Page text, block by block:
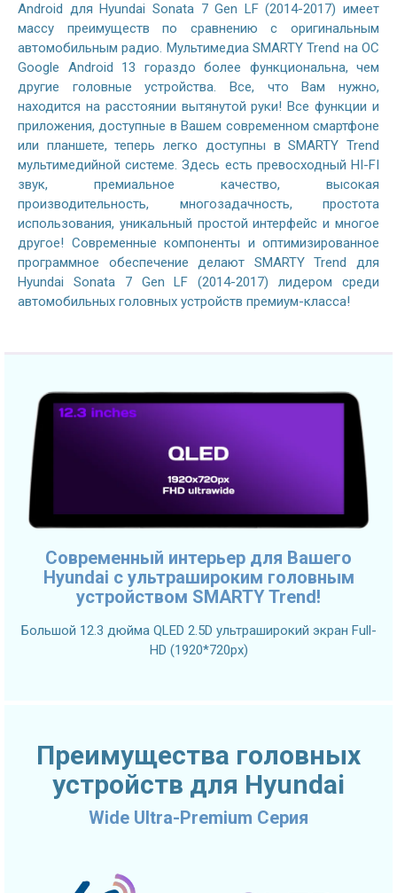
Android для Hyundai Sonata 7 Gen LF (2014-2017) имеет
массу преимуществ по сравнению с оригинальным
автомобильным радио. Мультимедиа SMARTY Trend на ОС
Google Android 13 гораздо более функциональна, чем
другие головные устройства. Все, что Вам нужно,
находится на расстоянии вытянутой руки! Все функции и
приложения, доступные в Вашем современном смартфоне
или планшете, теперь легко доступны в SMARTY Trend
мультимедийной системе. Здесь есть превосходный HI-FI
звук, премиальное качество, высокая
производительность, многозадачность, простота
использования, уникальный простой интерфейс и многое
другое! Современные компоненты и оптимизированное
программное обеспечение делают SMARTY Trend для
Hyundai Sonata 7 Gen LF (2014-2017) лидером среди
автомобильных головных устройств премиум-класса!
Современный интерьер для Вашего
Hyundai с ультрашироким головным
устройством SMARTY Trend!
Большой 12.3 дюйма QLED 2.5D ультраширокий экран Full-
HD (1920*720px)
Преимущества головных
устройств для Hyundai
Wide Ultra-Premium Серия